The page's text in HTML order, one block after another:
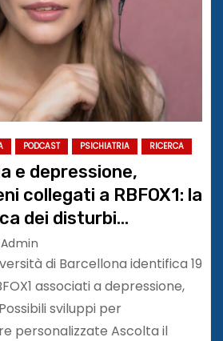
PODCAST PSICHIATRIA RICERCA
e depressione,
collegati a RBFOX1: la
dei disturbi
Admin
di Barcellona identifica 19
associati a depressione,
sviluppi per
personalizzate Ascolta il